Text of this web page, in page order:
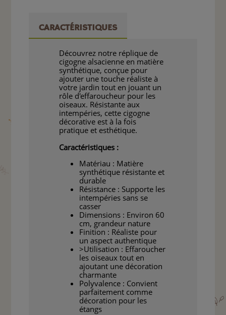
CARACTÉRISTIQUES
Découvrez notre réplique de
cigogne alsacienne en matière
synthétique, conçue pour
ajouter une touche réaliste à
votre jardin tout en jouant un
rôle d'effaroucheur pour les
oiseaux. Résistante aux
intempéries, cette cigogne
décorative est à la fois
pratique et esthétique.
Caractéristiques :
Matériau : Matière
synthétique résistante et
durable
Résistance : Supporte les
intempéries sans se
casser
Dimensions : Environ 60
cm, grandeur nature
Finition : Réaliste pour
un aspect authentique
>Utilisation : Effaroucher
les oiseaux tout en
ajoutant une décoration
charmante
Polyvalence : Convient
parfaitement comme
décoration pour les
étangs